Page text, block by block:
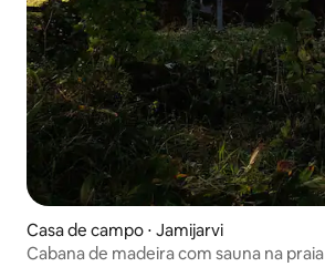
Casa de campo ⋅ Jamijarvi
Cabana de madeira com sauna na praia